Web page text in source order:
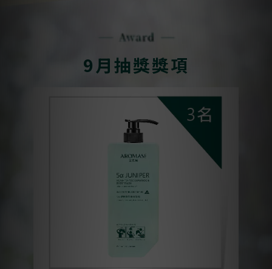
9月抽獎獎項